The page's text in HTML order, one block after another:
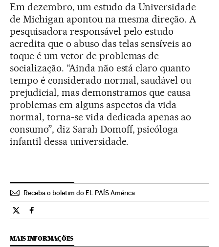
Em dezembro, um estudo da Universidade
de Michigan apontou na mesma direção. A
pesquisadora responsável pelo estudo
acredita que o abuso das telas sensíveis ao
toque é um vetor de problemas de
socialização. “Ainda não está claro quanto
tempo é considerado normal, saudável ou
prejudicial, mas demonstramos que causa
problemas em alguns aspectos da vida
normal, torna-se vida dedicada apenas ao
consumo”, diz Sarah Domoff, psicóloga
infantil dessa universidade.
Receba o boletim do EL PAÍS América
Tecnologia El País Brasil en Twitter
Tecnologia El País Brasil en Facebook
MAIS INFORMAÇÕES